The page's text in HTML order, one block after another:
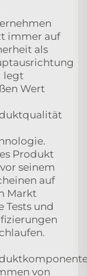
immer auf
als
legt
Wert
Produkt
seinem
auf
Markt
Tests und
von